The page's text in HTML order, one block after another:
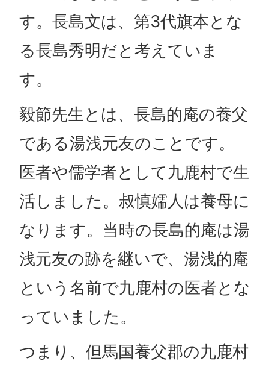
す。長島文は、第3代旗本とな
る長島秀明だと考えていま
す。
毅節先生とは、長島的庵の養父
である湯浅元友のことです。
医者や儒学者として九鹿村で生
活しました。叔慎嬬人は養母に
なります。当時の長島的庵は湯
浅元友の跡を継いで、湯浅的庵
という名前で九鹿村の医者とな
っていました。
つまり、但馬国養父郡の九鹿村